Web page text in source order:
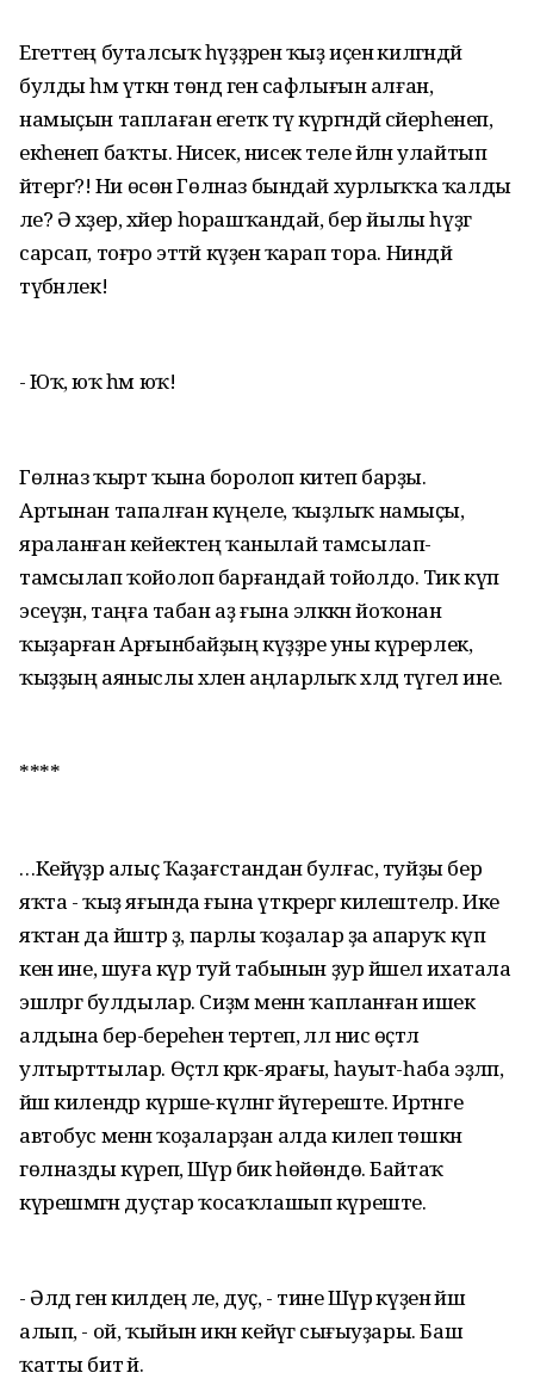
Егеттең буталсыҡ һүҙҙәренә ҡыҙ иҫенә килгәндәй
булды һәм үткән төндә генә сафлығын алған,
намыҫын таплаған егеткә тәү күргәндәй сәйерһенеп,
екһенеп баҡты. Нисек, нисек теле әйләнә улайтып
әйтергә?! Ни өсөн Гөлназ бындай хурлыҡҡа ҡалды
әле? Ә хәҙер, хәйер һорашҡандай, бер йылы һүҙгә
сарсап, тоғро эттәй күҙенә ҡарап тора. Ниндәй
түбәнлек!
- Юҡ, юҡ һәм юҡ!
Гөлназ ҡырт ҡына боролоп китеп барҙы.
Артынан тапалған күңеле, ҡыҙлыҡ намыҫы,
яраланған кейектең ҡанылай тамсылап-
тамсылап ҡойолоп барғандай тойолдо. Тик күп
эсеүҙән, таңға табан аҙ ғына эләккән йоҡонан
ҡыҙарған Арғынбайҙың күҙҙәре уны күрерлек,
ҡыҙҙың аяныслы хәлен аңларлыҡ хәлдә түгел ине.
****
…Кейәүҙәр алыҫ Ҡаҙағстандан булғас, туйҙы бер
яҡта - ҡыҙ яғында ғына үткәрергә килештеләр. Ике
яҡтан да йәштәр ҙә, парлы ҡоҙалар ҙа апаруҡ күп
кенә ине, шуға күрә туй табынын ҙур йәшел ихатала
эшләргә булдылар. Сиҙәм менән ҡапланған ишек
алдына бер-береһенә терәтеп, әллә нисә өҫтәл
ултырттылар. Өҫтәл кәрәк-ярағы, һауыт-һаба эҙләп,
йәш килендәр күрше-күләнгә йүгереште. Иртәнге
автобус менән ҡоҙаларҙан алда килеп төшкән
гөлназды күреп, Шәүрә бик һөйөндө. Байтаҡ
күрешмәгән дуҫтар ҡосаҡлашып күреште.
- Әлдә генә килдең әле, дуҫ, - тине Шәүрә күҙенә йәш
алып, - ой, ҡыйын икән кейәүгә сығыуҙары. Баш
ҡатты бит әй.